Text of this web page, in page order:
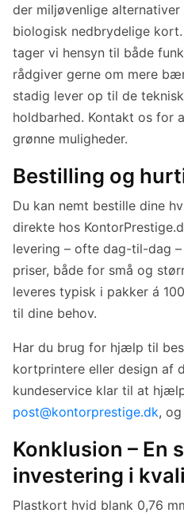
der miljøvenlige
biologisk nedbrydelige
tager vi hensyn til både
rådgiver gerne om mere
stadig lever op til de
holdbarhed. Kontakt os for
grønne muligheder.
Bestilling og
Du kan nemt bestille dine
direkte hos
levering – ofte dag-til-dag
priser, både for små og
leveres typisk i pakker á
til dine behov.
Har du brug for hjælp til
kortprintere eller design af
kundeservice klar til at
post@kontorprestige.dk,
Konklusion – En
investering i
Plastkort hvid blank 0,76